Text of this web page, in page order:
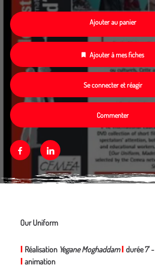
Ajouter au panier
Ajouter à mes fiches
Se connecter et réagir
Commenter
FacebookLinkedin
Our Uniform
Réalisation Yegane Moghaddam durée 7' -
animation